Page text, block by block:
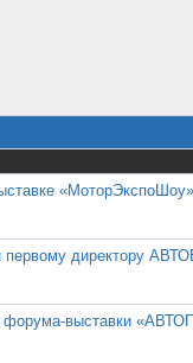
первому директору
форума-выставки